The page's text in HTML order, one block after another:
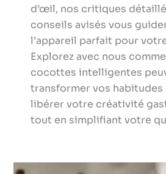
d’œil, nos critiques
conseils avisés vous
l’appareil parfait pour
Explorez avec nous
cocottes intelligentes
transformer vos habitudes
libérer votre créativité
tout en simplifiant votre